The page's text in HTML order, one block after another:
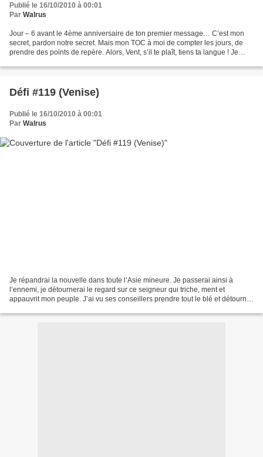
Publié le 16/10/2010 à 00:01
Par Walrus
Jour – 6 avant le 4ème anniversaire de ton premier message… C’est mon
secret, pardon notre secret. Mais mon TOC à moi de compter les jours, de
prendre des points de repère. Alors, Vent, s’il te plaît, tiens ta langue ! Je
Défi #119 (Venise)
Publié le 16/10/2010 à 00:01
Par Walrus
Je répandrai la nouvelle dans toute l’Asie mineure. Je passerai ainsi à
l’ennemi, je détournerai le regard sur ce seigneur qui triche, ment et
appauvrit mon peuple. J’ai vu ses conseillers prendre tout le blé et détourner